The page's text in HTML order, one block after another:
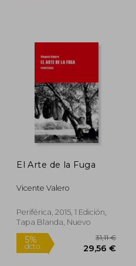
El Arte de la Fuga
Vicente Valero
Periférica, 2015, 1 Edición,
Tapa Blanda, Nuevo